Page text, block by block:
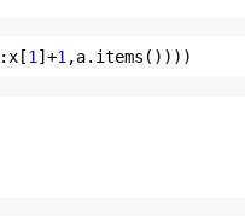
1 ]+1 ,a.items())))